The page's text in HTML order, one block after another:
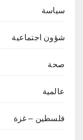
سياسة
شؤون اجتماعية
صحة
عالمية
فلسطين – غزة